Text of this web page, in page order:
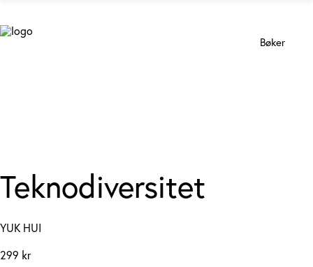
Bøker
Teknodiversitet
YUK HUI
299 kr